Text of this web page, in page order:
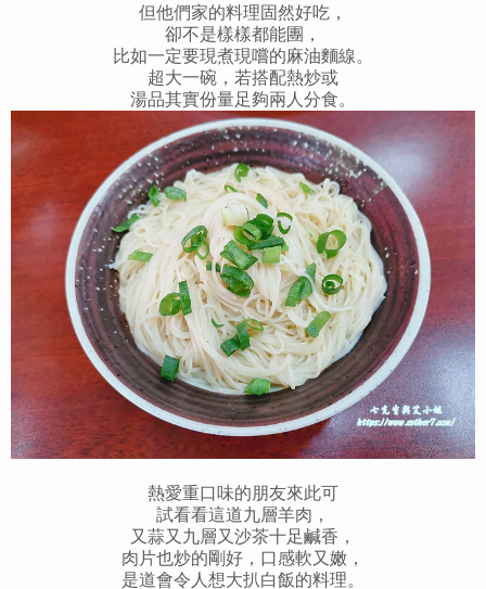
但他們家的料理固然好吃，
卻不是樣樣都能團，
比如一定要現煮現嚐的麻油麵線。
超大一碗，若搭配熱炒或
湯品其實份量足夠兩人分食。
熱愛重口味的朋友來此可
試看看這道九層羊肉，
又蒜又九層又沙茶十足鹹香，
肉片也炒的剛好，口感軟又嫩，
是道會令人想大扒白飯的料理。